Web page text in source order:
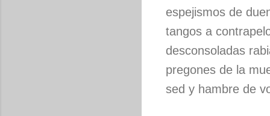
espejismos de
tangos a
desconsoladas
pregones de la
sed y hambre de